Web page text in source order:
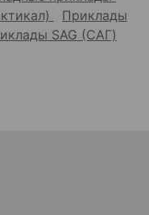
Приклады
SAG (САГ)